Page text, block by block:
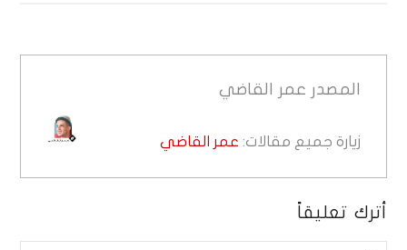
المصدر عمر القاضي
زيارة جميع مقالات: عمر القاضي
أترك تعليقاً